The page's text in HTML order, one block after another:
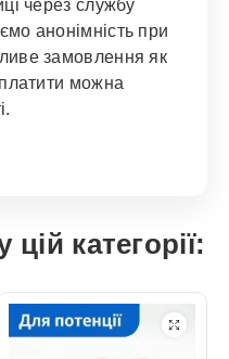
через службу
анонімність при
замовлення як
можна
категорії: